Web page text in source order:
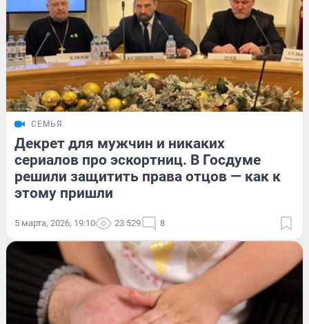
СЕМЬЯ
Декрет для мужчин и никаких
сериалов про эскортниц. В Госдуме
решили защитить права отцов — как к
этому пришли
5 марта, 2026, 19:10 23 529 8